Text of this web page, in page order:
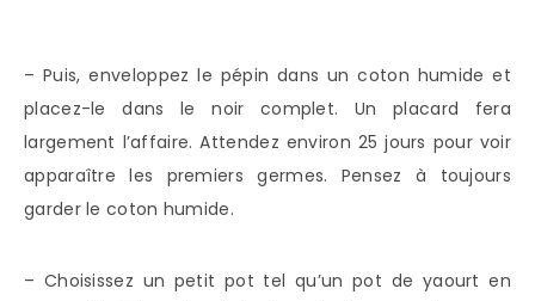
– Puis, enveloppez le pépin dans un coton humide et
placez-le dans le noir complet. Un placard fera
largement l’affaire. Attendez environ 25 jours pour voir
apparaître les premiers germes. Pensez à toujours
garder le coton humide.
– Choisissez un petit pot tel qu’un pot de yaourt en